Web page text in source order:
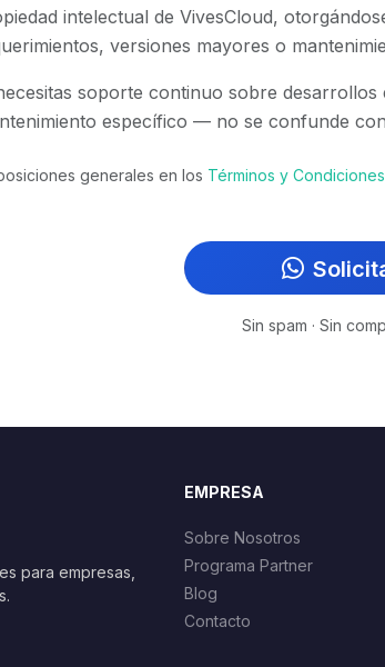
intelectual de VivesCloud,
versiones mayores o
soporte continuo sobre
específico — no se confunde
generales en los Términos y Condiciones
Sin spam · Sin
para empresas,
EMPRESA
Sobre Nosotros
Programa Partner
Blog
Contacto